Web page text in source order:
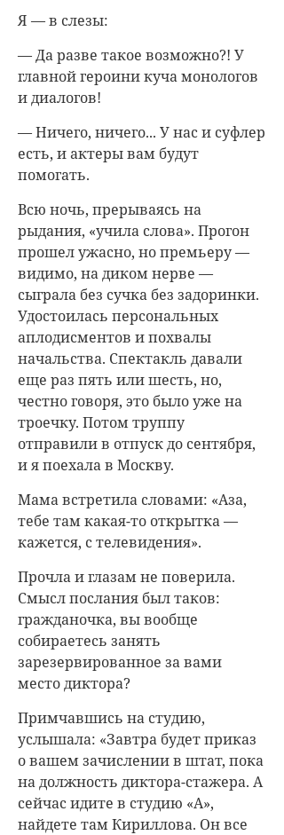
Я — в слезы:
— Да разве такое возможно?! У
главной героини куча монологов
и диалогов!
— Ничего, ничего... У нас и суфлер
есть, и актеры вам будут
помогать.
Всю ночь, прерываясь на
рыдания, «учила слова». Прогон
прошел ужасно, но премьеру —
видимо, на диком нерве —
сыграла без сучка без задоринки.
Удостоилась персональных
аплодисментов и похвалы
начальства. Спектакль давали
еще раз пять или шесть, но,
честно говоря, это было уже на
троечку. Потом труппу
отправили в отпуск до сентября,
и я поехала в Москву.
Мама встретила словами: «Аза,
тебе там какая-то открытка —
кажется, с телевидения».
Прочла и глазам не поверила.
Смысл послания был таков:
гражданочка, вы вообще
собираетесь занять
зарезервированное за вами
место диктора?
Примчавшись на студию,
услышала: «Завтра будет приказ
о вашем зачислении в штат, пока
на должность диктора-стажера. А
сейчас идите в студию «А»,
найдете там Кириллова. Он все